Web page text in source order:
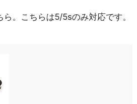
。こちらは5/5sのみ対応です。